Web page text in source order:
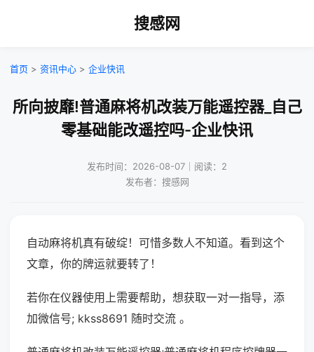
搜感网
首页 > 资讯中心 > 企业快讯
所向披靡!普通麻将机改装万能遥控器_自己
零基础能改遥控吗-企业快讯
发布时间：2026-08-07｜阅读：2
发布者：搜感网
自动麻将机真有破绽！可惜多数人不知道。看到这个
文章，你的牌运就要转了！
若你在仪器使用上需要帮助，想获取一对一指导，添
加微信号; kkss8691 随时交流 。